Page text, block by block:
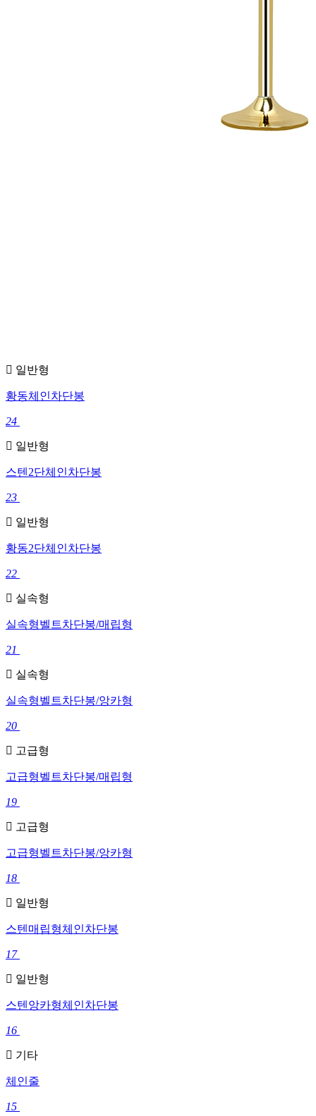
일반형
황동체인차단봉
24
일반형
스텐2단체인차단봉
23
일반형
황동2단체인차단봉
22
실속형
실속형벨트차단봉/매립형
21
실속형
실속형벨트차단봉/앙카형
20
고급형
고급형벨트차단봉/매립형
19
고급형
고급형벨트차단봉/앙카형
18
일반형
스텐매립형체인차단봉
17
일반형
스텐앙카형체인차단봉
16
기타
체인줄
15